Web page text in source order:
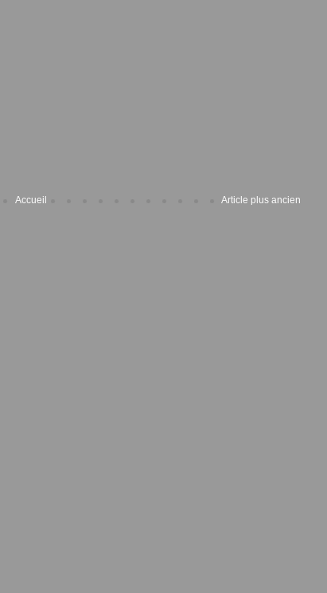
Article plus ancien
Accueil